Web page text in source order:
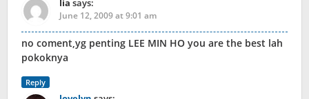
lia says:
June 12, 2009 at 9:01 am
no coment,yg penting LEE MIN HO you are the best lah
pokoknya
Reply